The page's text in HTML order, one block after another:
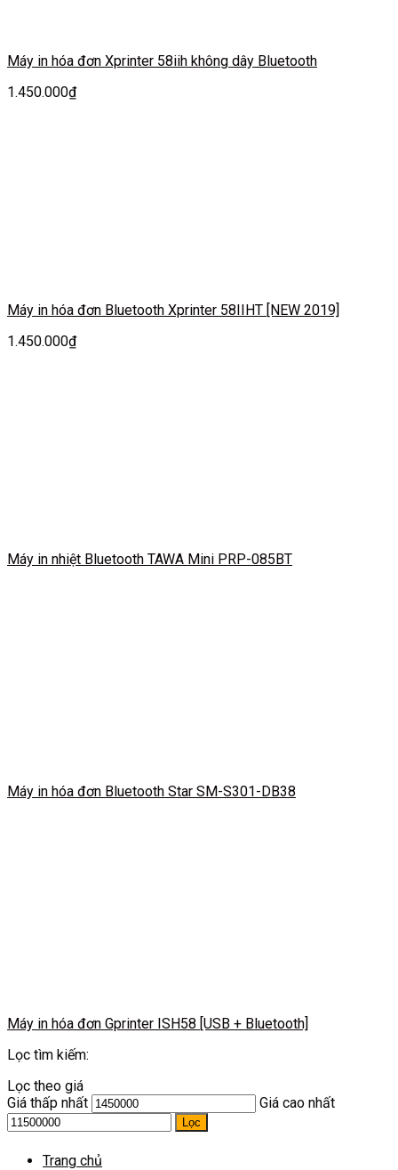
Máy in hóa đơn Xprinter 58iih không dây Bluetooth
1.450.000₫
Máy in hóa đơn Bluetooth Xprinter 58IIHT [NEW 2019]
1.450.000₫
Máy in nhiệt Bluetooth TAWA Mini PRP-085BT
Máy in hóa đơn Bluetooth Star SM-S301-DB38
Máy in hóa đơn Gprinter ISH58 [USB + Bluetooth]
Lọc tìm kiếm:
Lọc theo giá
Giá thấp nhất
Giá cao nhất
Lọc
Trang chủ